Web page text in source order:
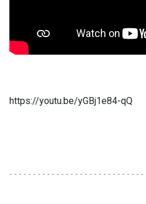
https://youtu.be/yGBj1e84-qQ